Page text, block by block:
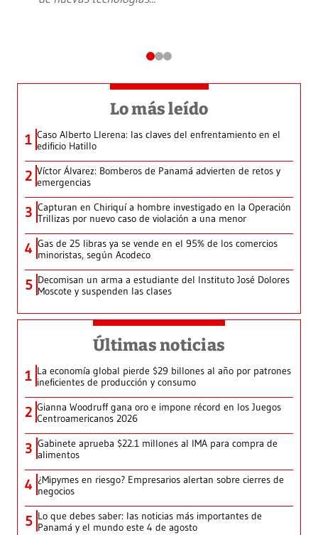
Lo más leído
1 Caso Alberto Llerena: las claves del enfrentamiento en el
edificio Hatillo
2 Víctor Álvarez: Bomberos de Panamá advierten de retos y
emergencias
3 Capturan en Chiriquí a hombre investigado en la Operación
Trillizas por nuevo caso de violación a una menor
4 Gas de 25 libras ya se vende en el 95% de los comercios
minoristas, según Acodeco
5 Decomisan un arma a estudiante del Instituto José Dolores
Moscote y suspenden las clases
Últimas noticias
1 La economía global pierde $29 billones al año por patrones
ineficientes de producción y consumo
2 Gianna Woodruff gana oro e impone récord en los Juegos
Centroamericanos 2026
3 Gabinete aprueba $22.1 millones al IMA para compra de
alimentos
4 ¿Mipymes en riesgo? Empresarios alertan sobre cierres de
negocios
5 Lo que debes saber: las noticias más importantes de
Panamá y el mundo este 4 de agosto